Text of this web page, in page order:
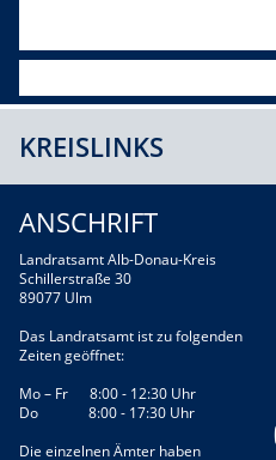
KREISLINKS
ANSCHRIFT
Landratsamt Alb-Donau-Kreis
Schillerstraße 30
89077 Ulm
Das Landratsamt ist zu folgenden
Zeiten geöffnet:
Mo – Fr 8:00 - 12:30 Uhr
Do 8:00 - 17:30 Uhr
Die einzelnen Ämter haben